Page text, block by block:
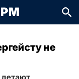
не
летают